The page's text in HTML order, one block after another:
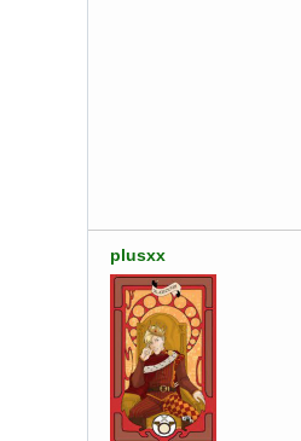
plusxx